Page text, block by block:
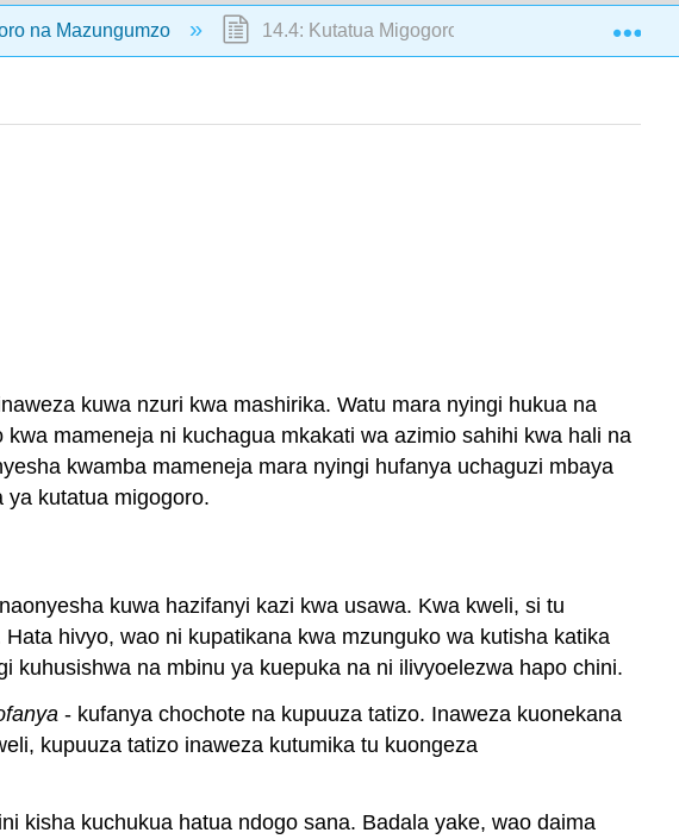
na Mazungumzo 14.4: Kutatua Migogoro katika Mashirika
kuwa nzuri kwa mashirika. Watu mara nyingi hukua na
mameneja ni kuchagua mkakati wa azimio sahihi kwa hali na
kwamba mameneja mara nyingi hufanya uchaguzi mbaya
kutatua migogoro.
kuwa hazifanyi kazi kwa usawa. Kwa kweli, si tu
hivyo, wao ni kupatikana kwa mzunguko wa kutisha katika
na mbinu ya kuepuka na ni ilivyoelezwa hapo chini.
- kufanya chochote na kupuuza tatizo. Inaweza kuonekana
kupuuza tatizo inaweza kutumika tu kuongeza
kisha kuchukua hatua ndogo sana. Badala yake, wao daima